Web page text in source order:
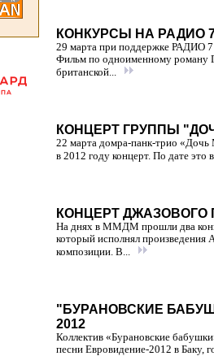
КОНКУРСЫ НА РАДИО
29 марта при поддержке РАДИО
Фильм по одноименному роману
британской...
КОНЦЕРТ ГРУППЫ
22 марта домра-панк-трио
в 2012 году концерт. По дате
КОНЦЕРТ ДЖАЗОВОГО
На днях в ММДМ прошли два
который исполнял произведения
композиции. В...
"БУРАНОВСКИЕ
2012
Коллектив «Бурановские
песни Евровидение-2012 в Баку,